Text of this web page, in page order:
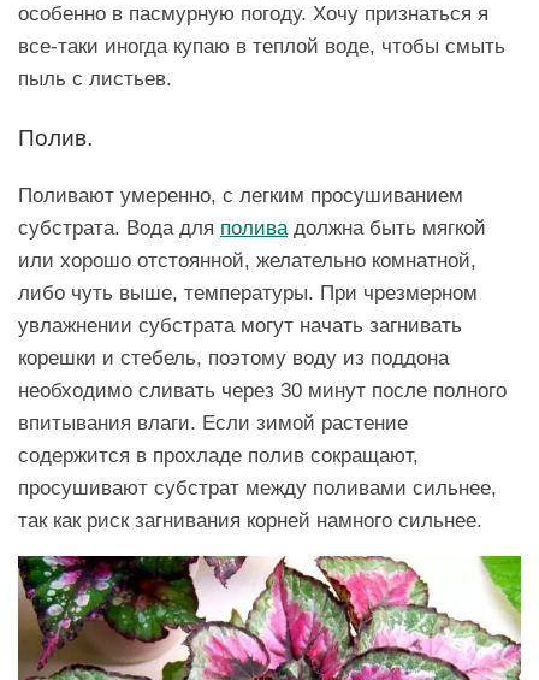
особенно в пасмурную погоду. Хочу признаться я
все-таки иногда купаю в теплой воде, чтобы смыть
пыль с листьев.
Полив.
Поливают умеренно, с легким просушиванием
субстрата. Вода для полива должна быть мягкой
или хорошо отстоянной, желательно комнатной,
либо чуть выше, температуры. При чрезмерном
увлажнении субстрата могут начать загнивать
корешки и стебель, поэтому воду из поддона
необходимо сливать через 30 минут после полного
впитывания влаги. Если зимой растение
содержится в прохладе полив сокращают,
просушивают субстрат между поливами сильнее,
так как риск загнивания корней намного сильнее.